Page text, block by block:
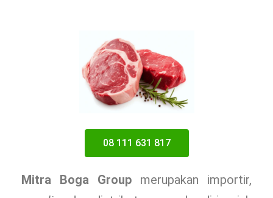
08 111 631 817
Mitra Boga Group merupakan importir,